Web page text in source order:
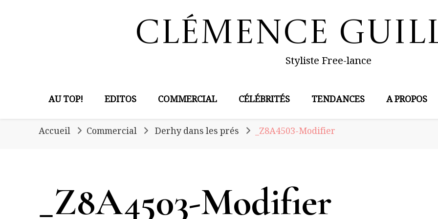
Clémence
Styliste Free-lance
AU TOP! EDITOS COMMERCIAL CÉLÉBRITÉS TENDANCES A PROPOS
Accueil Commercial Derhy dans les prés _Z8A4503-Modifier
_Z8A4503-Modifier